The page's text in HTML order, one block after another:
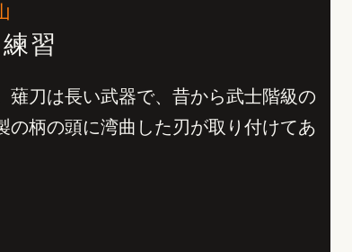
習
薙刀は長い武器で、昔から武士階級の
の柄の頭に湾曲した刃が取り付けてあ